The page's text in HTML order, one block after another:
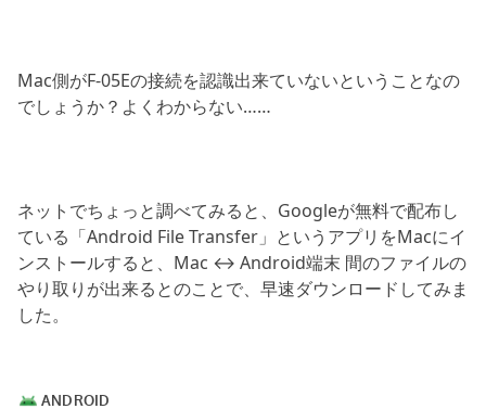
Mac側がF-05Eの接続を認識出来ていないということなの
でしょうか？よくわからない……
ネットでちょっと調べてみると、Googleが無料で配布し
ている「Android File Transfer」というアプリをMacにイ
ンストールすると、Mac ↔ Android端末 間のファイルの
やり取りが出来るとのことで、早速ダウンロードしてみま
した。